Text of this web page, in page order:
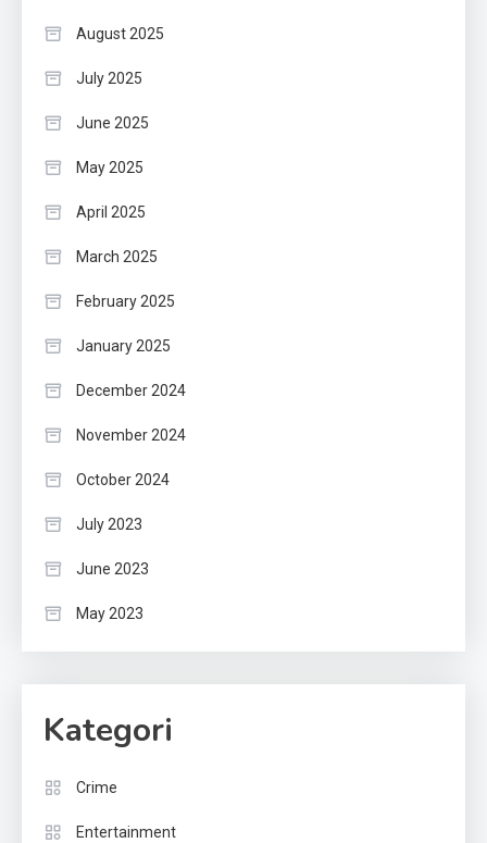
August 2025
July 2025
June 2025
May 2025
April 2025
March 2025
February 2025
January 2025
December 2024
November 2024
October 2024
July 2023
June 2023
May 2023
Kategori
Crime
Entertainment